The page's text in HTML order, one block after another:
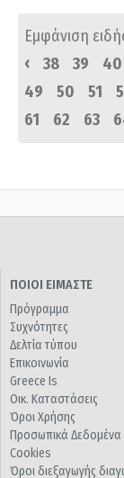
Εμφάνιση
‹
38 39 40
49
50 51
61
62 63
ΠΟΙΟΙ ΕΙΜΑΣΤΕ
Πρόγραμμα
Συχνότητες
Δελτία τύπου
Επικοινωνία
Greece Is
Οικ. Καταστάσεις
Όροι Χρήσης
Προσωπικά Δεδομένα
Cookies
Όροι διεξαγωγής